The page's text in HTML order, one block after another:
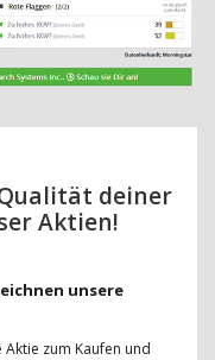
deiner
Aktien!
unsere
zum Kaufen und